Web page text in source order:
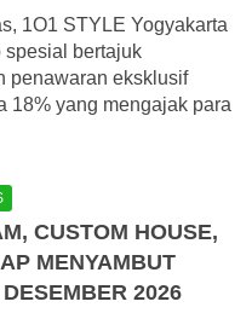
1O1 STYLE Yogyakarta
spesial bertajuk
penawaran eksklusif
18% yang mengajak para
CUSTOM HOUSE,
MENYAMBUT
2026